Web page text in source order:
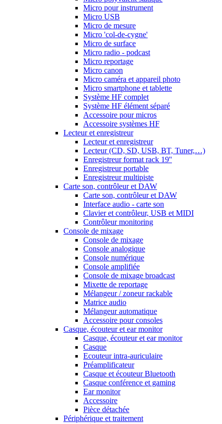
Micro pour instrument
Micro USB
Micro de mesure
Micro 'col-de-cygne'
Micro de surface
Micro radio - podcast
Micro reportage
Micro canon
Micro caméra et appareil photo
Micro smartphone et tablette
Système HF complet
Système HF élément séparé
Accessoire pour micros
Accessoire systèmes HF
Lecteur et enregistreur
Lecteur et enregistreur
Lecteur (CD, SD, USB, BT, Tuner,…)
Enregistreur format rack 19''
Enregistreur portable
Enregistreur multipiste
Carte son, contrôleur et DAW
Carte son, contrôleur et DAW
Interface audio - carte son
Clavier et contrôleur, USB et MIDI
Contrôleur monitoring
Console de mixage
Console de mixage
Console analogique
Console numérique
Console amplifiée
Console de mixage broadcast
Mixette de reportage
Mélangeur / zoneur rackable
Matrice audio
Mélangeur automatique
Accessoire pour consoles
Casque, écouteur et ear monitor
Casque, écouteur et ear monitor
Casque
Ecouteur intra-auriculaire
Préamplificateur
Casque et écouteur Bluetooth
Casque conférence et gaming
Ear monitor
Accessoire
Pièce détachée
Périphérique et traitement